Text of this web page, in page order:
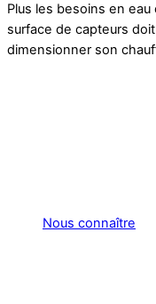
Plus les besoins en
surface de capteurs
dimensionner son
Nous connaître